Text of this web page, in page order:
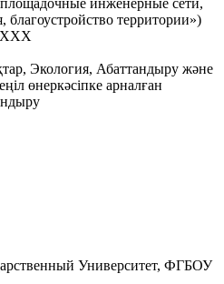
инженерные сети,
благоустройство территории»)
Экология, Абаттандыру және
өнеркәсіпке арналған
Университет, ФГБОУ